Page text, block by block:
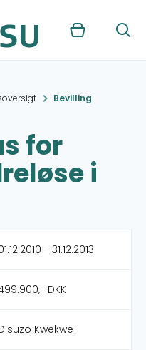
Kurv Søg
Bevilling
for
i
- 31.12.2013
DKK
Kwekwe